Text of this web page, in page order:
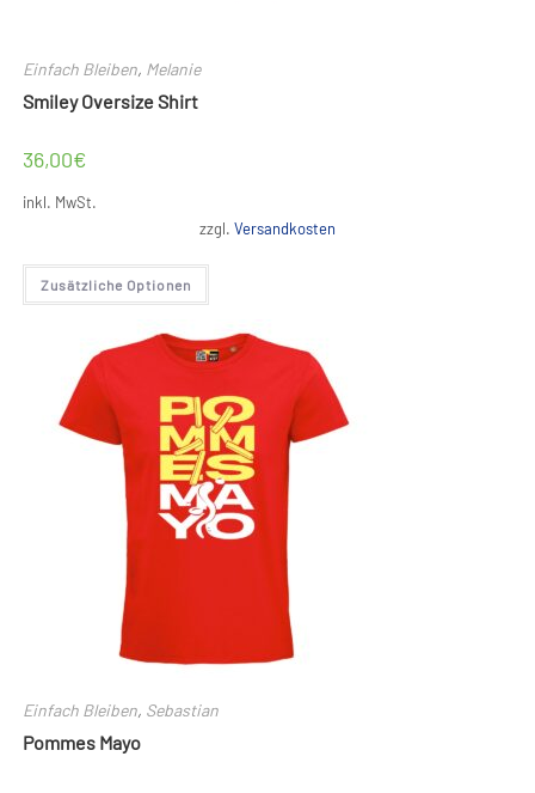
Einfach Bleiben, Melanie
Smiley Oversize Shirt
36,00€
inkl. MwSt.
zzgl. Versandkosten
Zusätzliche Optionen
Dieses
weist
Varianten
auf.
Die
können
auf
der
Produktseite
gewählt
werden
Einfach Bleiben, Sebastian
Pommes Mayo